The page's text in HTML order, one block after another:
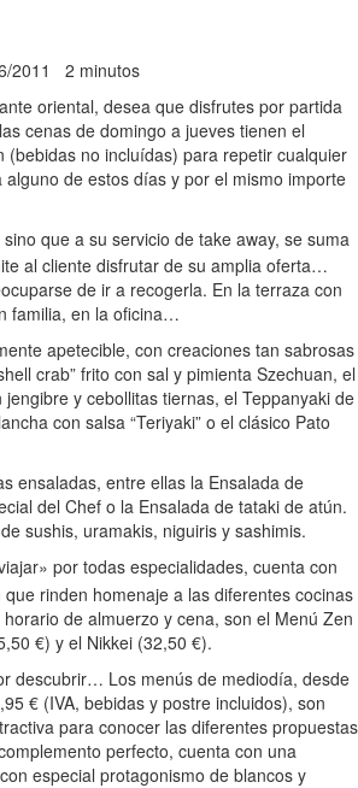
2011 2 minutos
oriental, desea que disfrutes por partida
cenas de domingo a jueves tienen el
(bebidas no incluídas) para repetir cualquier
de estos días y por el mismo importe
que a su servicio de take away, se suma
al cliente disfrutar de su amplia oferta…
de ir a recogerla. En la terraza con
familia, en la oficina…
apetecible, con creaciones tan sabrosas
crab” frito con sal y pimienta Szechuan, el
y cebollitas tiernas, el Teppanyaki de
con salsa “Teriyaki” o el clásico Pato
ensaladas, entre ellas la Ensalada de
del Chef o la Ensalada de tataki de atún.
sushis, uramakis, niguiris y sashimis.
por todas especialidades, cuenta con
rinden homenaje a las diferentes cocinas
de almuerzo y cena, son el Menú Zen
€) y el Nikkei (32,50 €).
descubrir… Los menús de mediodía, desde
€ (IVA, bebidas y postre incluidos), son
para conocer las diferentes propuestas
perfecto, cuenta con una
especial protagonismo de blancos y